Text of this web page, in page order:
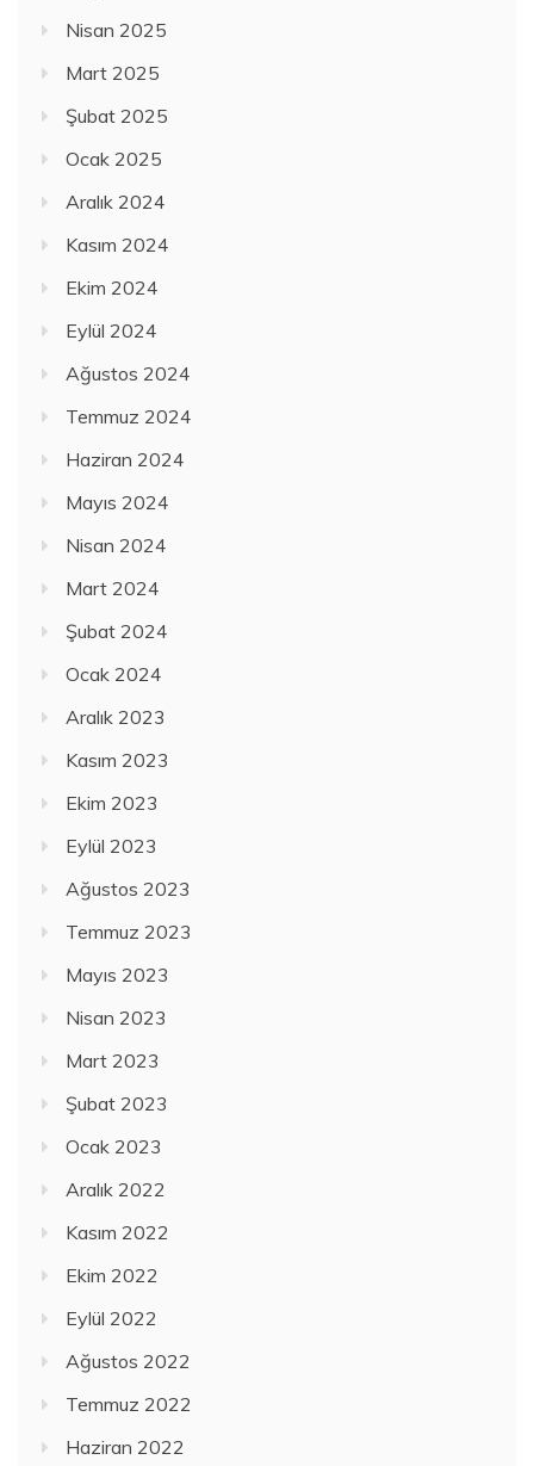
Nisan 2025
Mart 2025
Şubat 2025
Ocak 2025
Aralık 2024
Kasım 2024
Ekim 2024
Eylül 2024
Ağustos 2024
Temmuz 2024
Haziran 2024
Mayıs 2024
Nisan 2024
Mart 2024
Şubat 2024
Ocak 2024
Aralık 2023
Kasım 2023
Ekim 2023
Eylül 2023
Ağustos 2023
Temmuz 2023
Mayıs 2023
Nisan 2023
Mart 2023
Şubat 2023
Ocak 2023
Aralık 2022
Kasım 2022
Ekim 2022
Eylül 2022
Ağustos 2022
Temmuz 2022
Haziran 2022